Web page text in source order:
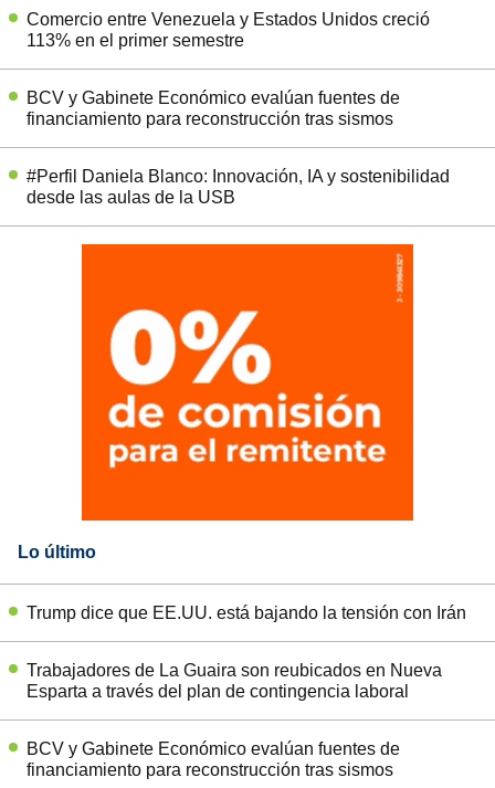
Comercio entre Venezuela y Estados Unidos creció
113% en el primer semestre
BCV y Gabinete Económico evalúan fuentes de
financiamiento para reconstrucción tras sismos
#Perfil Daniela Blanco: Innovación, IA y sostenibilidad
desde las aulas de la USB
Lo último
Trump dice que EE.UU. está bajando la tensión con Irán
Trabajadores de La Guaira son reubicados en Nueva
Esparta a través del plan de contingencia laboral
BCV y Gabinete Económico evalúan fuentes de
financiamiento para reconstrucción tras sismos